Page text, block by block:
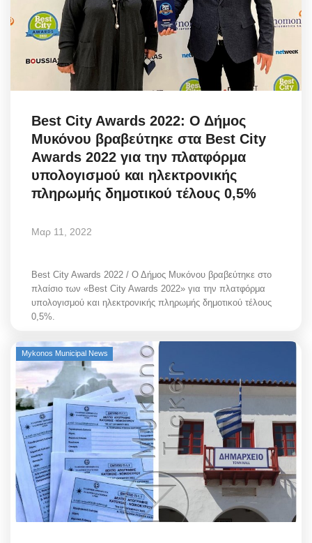
Best City Awards 2022: Ο Δήμος
Μυκόνου βραβεύτηκε στα Best City
Awards 2022 για την πλατφόρμα
υπολογισμού και ηλεκτρονικής
πληρωμής δημοτικού τέλους 0,5%
Μαρ 11, 2022
Best City Awards 2022 / Ο Δήμος Μυκόνου βραβεύτηκε στο
πλαίσιο των «Best City Awards 2022» για την πλατφόρμα
υπολογισμού και ηλεκτρονικής πληρωμής δημοτικού τέλους
0,5%.
Mykonos Municipal News